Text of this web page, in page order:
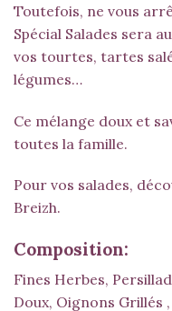
Toutefois, ne vous
Spécial Salades sera
vos tourtes, tartes
légumes…
Ce mélange doux et
toutes la famille.
Pour vos salades,
Breizh.
Composition:
Fines Herbes,
Doux, Oignons Grillés